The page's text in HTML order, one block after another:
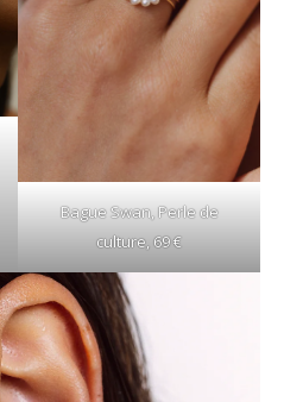
Bague Swan, Perle de
culture, 69 €